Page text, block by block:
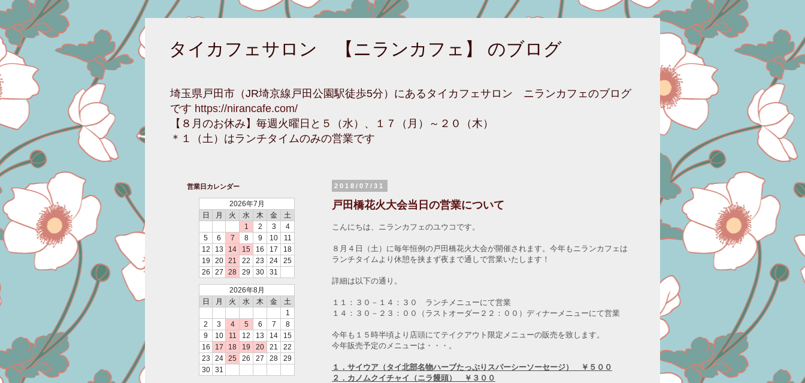
タイカフェサロン 【ニランカフェ】 のブログ
埼玉県戸田市（JR埼京線戸田公園駅徒歩5分）にあるタイカフェサロン ニランカフェのブログ
です https://nirancafe.com/
【８月のお休み】毎週火曜日と５（水）、１７（月）～２０（木）
＊１（土）はランチタイムのみの営業です
2018/07/31
戸田橋花火大会当日の営業について
こんにちは、ニランカフェのユウコです。
８月４日（土）に毎年恒例の戸田橋花火大会が開催されます。今年もニランカフェは
ランチタイムより休憩を挟まず夜まで通しで営業いたします！
詳細は以下の通り。
１１：３０－１４：３０ ランチメニューにて営業
１４：３０－２３：００（ラストオーダー２２：００）ディナーメニューにて営業
今年も１５時半頃より店頭にてテイクアウト限定メニューの販売を致します。
今年販売予定のメニューは・・・。
１．サイウア（タイ北部名物ハーブたっぷりスパーシーソーセージ） ￥５００
２．カノムクイチャイ（ニラ饅頭） ￥３００
営業日カレンダー
2026年7月
日
月 火 水 木 金
土
1
2 3
4
5
6 7 8 9 10
11
12
13 14 15 16 17
18
19
20 21 22 23 24
25
26
27 28 29 30 31
2026年8月
日
月 火 水 木 金
土
1
2
3 4 5 6 7
8
9
10 11 12 13 14
15
16
17 18 19 20 21
22
23
24 25 26 27 28
29
30
31